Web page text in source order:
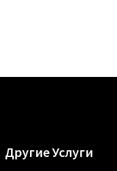
Другие Услуги